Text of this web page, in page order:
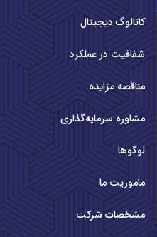
کاتالوگ دیجیتال
شفافیت در عملکرد
مناقصه مزایده
مشاوره سرمایه‌گذاری
لوگوها
ماموریت ما
مشخصات شرکت